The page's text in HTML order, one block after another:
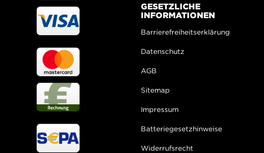
GESETZLICHE
INFORMATIONEN
Barrierefreiheitserklärung
Datenschutz
AGB
Sitemap
Impressum
Batteriegesetzhinweise
Widerrufsrecht